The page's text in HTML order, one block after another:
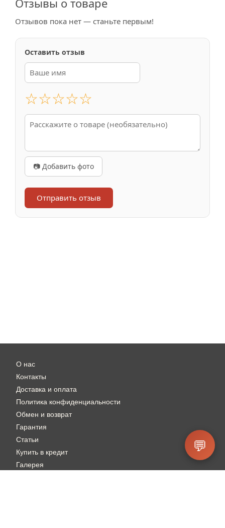
Отзывы о товаре
Отзывов пока нет — станьте первым!
Оставить отзыв
☆☆☆☆☆
📷 Добавить фото
Отправить отзыв
О нас
Контакты
Доставка и оплата
Политика конфиденциальности
Обмен и возврат
Гарантия
Статьи
Купить в кредит
Галерея
💬